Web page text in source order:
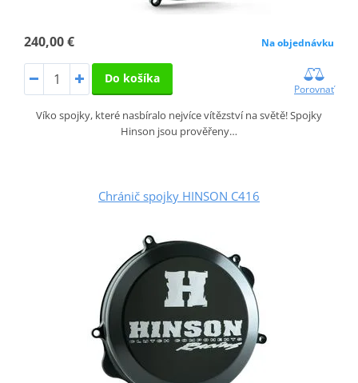
240,00 € Na objednávku
Do košíka
Porovnať
Víko spojky, které nasbíralo nejvíce vítězství na světě! Spojky
Hinson jsou prověřeny…
Chránič spojky HINSON C416